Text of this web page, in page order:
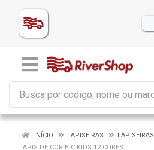
INÍCIO LAPISEIRAS
LAPISEIRAS
LAPIS DE COR BIC KIDS 12 CORES